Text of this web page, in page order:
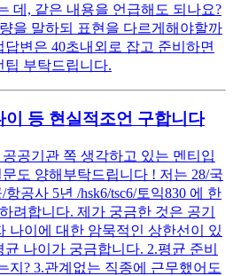
데, 같은 내용을 언급해도 되나요?
을 말하되 표현을 다르게해야할까
답변은 40초내외로 잡고 준비하면
팁 부탁드립니다.
이 등 현실적조언 구합니다
공기관 쪽 생각하고 있는 멘티입
도 양해부탁드립니다 ! 저는 28/국
공사 5년 /hsk6/tsc6/토익830 에 한
려합니다. 제가 궁금한 것은 공기
나이에 대한 암묵적인 상한선이 있
나이가 궁금합니다. 2.평균 준비
지? 3.관계없는 직종에 근무했어도